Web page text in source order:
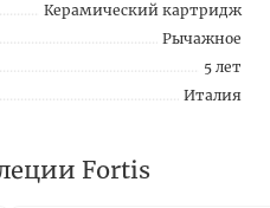
Керамический картридж
Рычажное
5 лет
Италия
Fortis